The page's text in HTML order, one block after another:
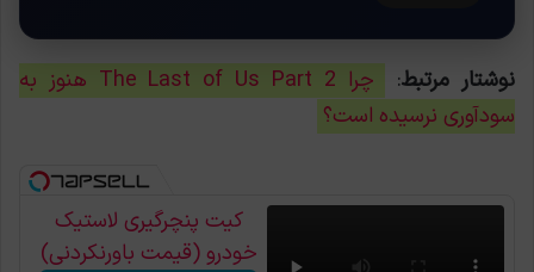
نوشتار مرتبط:
چرا The Last of Us Part 2 هنوز به
سودآوری نرسیده است؟
کیت پنچرگیری لاستیک
خودرو (قیمت باورنکردنی)